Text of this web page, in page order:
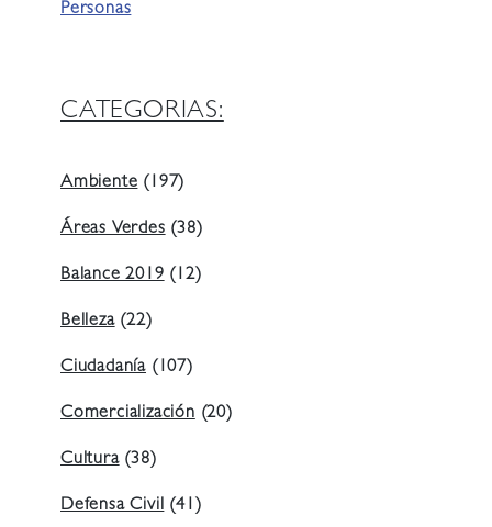
Personas
CATEGORIAS:
Ambiente(197)
Áreas Verdes(38)
Balance 2019(12)
Belleza(22)
Ciudadanía (107)
Comercialización(20)
Cultura(38)
Defensa Civil(41)